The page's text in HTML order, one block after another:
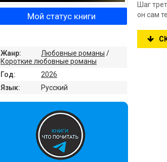
Шаг
он сам
Мой статус книги
Жанр: Любовные романы /
Короткие любовные романы
Год:
2026
Язык:
Русский